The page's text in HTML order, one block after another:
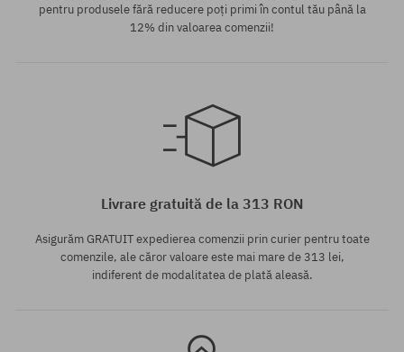
pentru produsele fără reducere poți primi în contul tău până la
12% din valoarea comenzii!
Livrare gratuită de la 313 RON
Asigurăm GRATUIT expedierea comenzii prin curier pentru toate
comenzile, ale căror valoare este mai mare de 313 lei,
indiferent de modalitatea de plată aleasă.